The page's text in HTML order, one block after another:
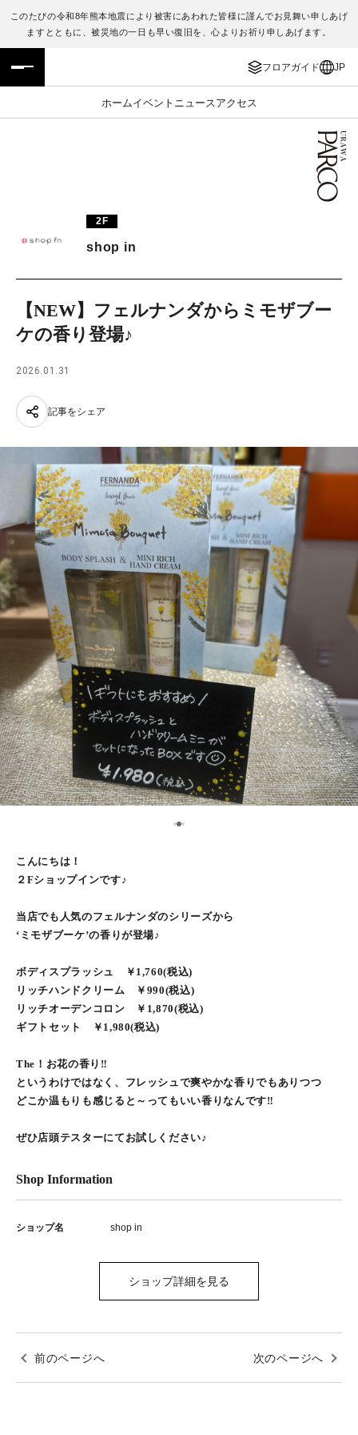
このたびの令和8年熊本地震により被害にあわれた皆様に謹んでお見舞い申しあげ
ますとともに、被災地の一日も早い復旧を、心よりお祈り申しあげます。
フロアガイド JP
ホームイベント ニュース アクセス
フロアガイド
施設案内・アクセス
TAX FREE
JP
ENGLISH
繁体字
日本語
2F
shop in
【NEW】フェルナンダからミモザブー
ケの香り登場♪
2026.01.31
記事をシェア
12
こんにちは！
２Fショップインです♪
当店でも人気のフェルナンダのシリーズから
‘ミモザブーケ’の香りが登場♪
ボディスプラッシュ ￥1,760(税込)
リッチハンドクリーム ￥990(税込)
リッチオーデンコロン ￥1,870(税込)
ギフトセット ￥1,980(税込)
The！お花の香り‼
というわけではなく、フレッシュで爽やかな香りでもありつつ
どこか温もりも感じると～ってもいい香りなんです‼
ぜひ店頭テスターにてお試しください♪
Shop Information
ショップ名 shop in
ショップ詳細を見る
前のページへ 次のページへ